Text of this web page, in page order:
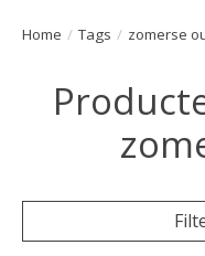
Home / Tags / zomerse